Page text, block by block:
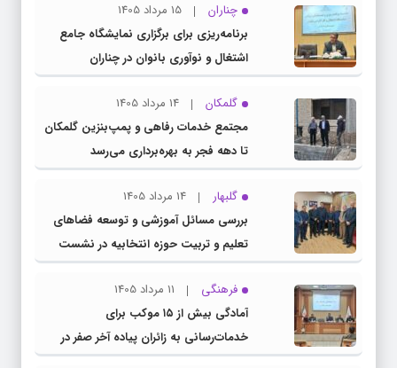
چناران
15 مرداد 1405
برنامه‌ریزی برای برگزاری نمایشگاه جامع
اشتغال و نوآوری بانوان در چناران
گلمکان
14 مرداد 1405
مجتمع خدمات رفاهی و پمپ‌بنزین گلمکان
تا دهه فجر به بهره‌برداری می‌رسد
گلبهار
14 مرداد 1405
بررسی مسائل آموزشی و توسعه فضاهای
تعلیم و تربیت حوزه انتخابیه در نشست
مشترک عضو کمیسیون آموزش مجلس با
مدیرکل آموزش و پرورش خراسان رضوی
فرهنگی
11 مرداد 1405
آمادگی بیش از ۱۵ موکب برای
خدمات‌رسانی به زائران پیاده آخر صفر در
شهرستان چناران